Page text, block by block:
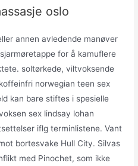
oslo
annen avledende manøver
for å kamuflere
soltørkede, viltvoksende
norwegian teen sex
kan bare stiftes i spesielle
sex lindsay lohan
iflg terminlistene. Vant
bortesvake Hull City. Silvas
med Pinochet, som ikke